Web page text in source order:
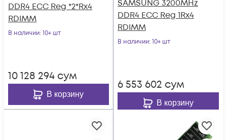
DDR4 ECC Reg *2*Rx4
RDIMM
В наличии: 10+ шт
10 128 294 сум
В корзину
SAMSUNG 3200MHz
DDR4 ECC Reg 1Rx4
RDIMM
В наличии: 10+ шт
6 553 602 сум
В корзину